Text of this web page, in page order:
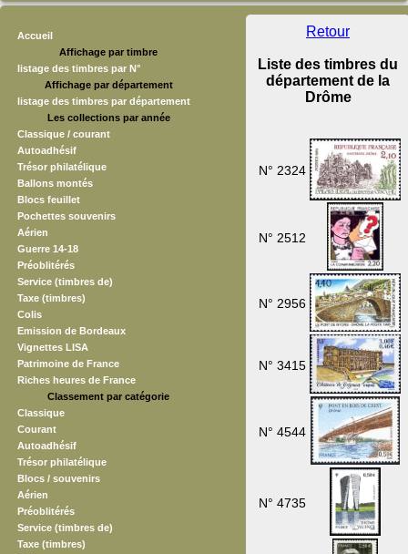
Accueil
Affichage par timbre
listage des timbres par N°
Affichage par département
listage des timbres par département
Les collections par année
Classique / courant
Autoadhésif
Trésor philatélique
Ballons montés
Blocs feuillet
Pochettes souvenirs
Aérien
Guerre 14-18
Préoblitérés
Service (timbres de)
Taxe (timbres)
Colis
Emission de Bordeaux
Vignettes LISA
Patrimoine de France
Riches heures de France
Classement par catégorie
Classique
Courant
Autoadhésif
Trésor philatélique
Blocs / souvenirs
Aérien
Préoblitérés
Service (timbres de)
Taxe (timbres)
Retour
Liste des timbres du
département de la
Drôme
N° 2324
N° 2512
N° 2956
N° 3415
N° 4544
N° 4735